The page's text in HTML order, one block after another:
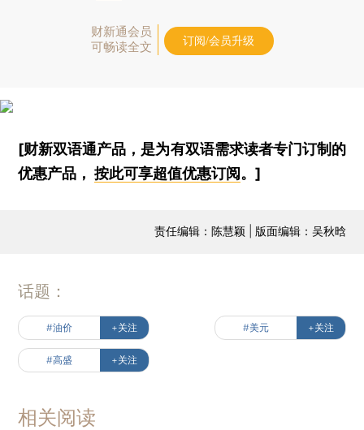
财新通会员
可畅读全文
订阅/会员升级
[财新双语通产品，是为有双语需求读者专门订制的
优惠产品，按此可享超值优惠订阅 。]
责任编辑：陈慧颖 | 版面编辑：吴秋晗
话题：
#油价 +关注 #美元 +关注
#高盛 +关注
相关阅读